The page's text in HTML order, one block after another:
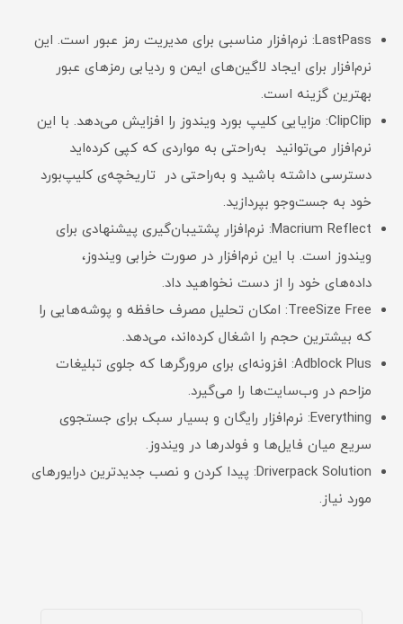
LastPass: نرم‌افزار مناسبی برای مدیریت رمز عبور است. این
نرم‌افزار برای ایجاد لاگین‌های ایمن و ردیابی رمزهای عبور
بهترین گزینه است.
ClipClip: مزایایی کلیپ بورد ویندوز را افزایش می‌دهد. با این
نرم‌افزار می‌توانید به‌راحتی به مواردی که کپی کرده‌اید
دسترسی داشته باشید و به‌راحتی در تاریخچه‌ی کلیپ‌بورد
خود به جست‌وجو بپردازید.
Macrium Reflect: نرم‌افزار پشتیبان‌گیری پیشنهادی برای
ویندوز است. با این نرم‌افزار در صورت خرابی ویندوز،
داده‌های خود را از دست نخواهید داد.
TreeSize Free: امکان تحلیل مصرف حافظه و پوشه‌هایی را
که بیشترین حجم را اشغال کرده‌اند، می‌دهد.
Adblock Plus: افزونه‌ای برای مرورگرها که جلوی تبلیغات
مزاحم در وب‌سایت‌ها را می‌گیرد.
Everything: نرم‌افزار رایگان و بسیار سبک برای جستجوی
سریع میان فایل‌ها و فولدرها در ویندوز.
Driverpack Solution: پیدا کردن و نصب جدیدترین درایورهای
مورد نیاز.